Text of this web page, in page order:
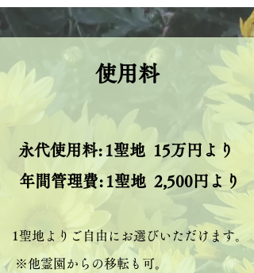
使用料
永代使用料:1聖地 15万円より
年間管理費: 1聖地 2,500円より
​1 聖地よりご自由にお選びいただけます。
※他霊園からの移転も可。